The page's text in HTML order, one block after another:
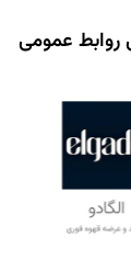
روابط عمومی